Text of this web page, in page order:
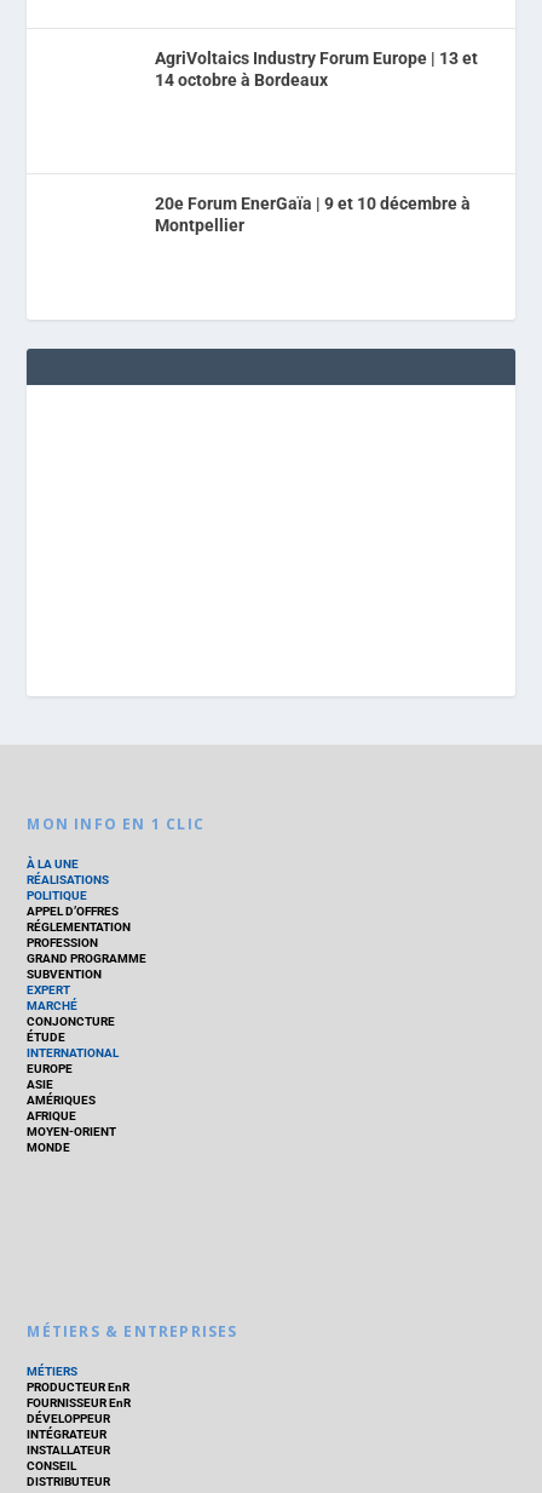
AgriVoltaics Industry Forum Europe | 13 et
14 octobre à Bordeaux
20e Forum EnerGaïa | 9 et 10 décembre à
Montpellier
MON INFO EN 1 CLIC
À LA UNE
RÉALISATIONS
POLITIQUE
APPEL D’OFFRES
RÉGLEMENTATION
PROFESSION
GRAND PROGRAMME
SUBVENTION
EXPERT
MARCHÉ
CONJONCTURE
ÉTUDE
INTERNATIONAL
EUROPE
ASIE
AMÉRIQUES
AFRIQUE
MOYEN-ORIENT
MONDE
MÉTIERS & ENTREPRISES
MÉTIERS
PRODUCTEUR EnR
FOURNISSEUR EnR
DÉVELOPPEUR
INTÉGRATEUR
INSTALLATEUR
CONSEIL
DISTRIBUTEUR